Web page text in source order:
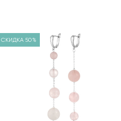
СКИДКА 50%